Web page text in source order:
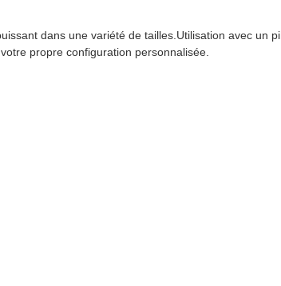
dans une variété de tailles.Utilisation avec un
propre configuration personnalisée.